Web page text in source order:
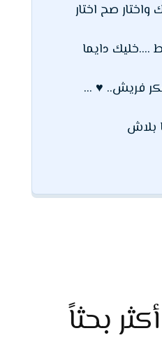
واختار صح اختار
....خليك دايما
فريش.. ♥ ...
بلاش
بحثاً